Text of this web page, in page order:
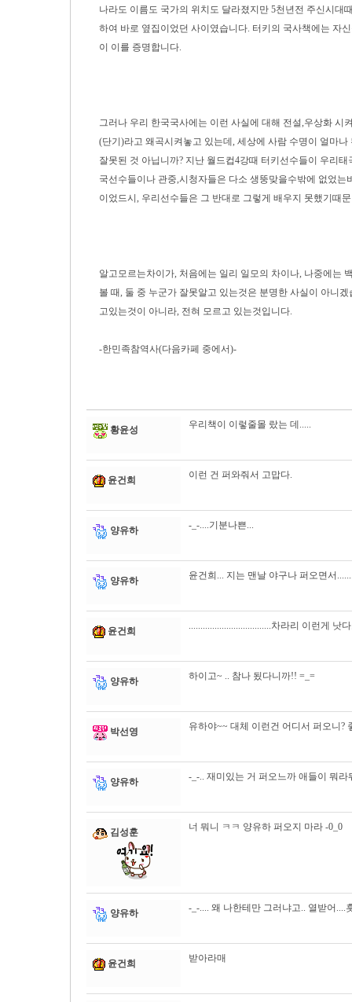
나라도 이름도 국가의 위치도 달라졌지만 5천년전 주신시대
하여 바로 옆집이었던 사이였습니다. 터키의 국사책에는 자
이 이를 증명합니다.
그러나 우리 한국국사에는 이런 사실에 대해 전설,우상화
(단기)라고 왜곡시켜놓고 있는데, 세상에 사람 수명이 얼마
잘못된 것 아닙니까? 지난 월드컵4강때 터키선수들이 우리
국선수들이나 관중,시청자들은 다소 생뚱맞을수밖에 없었
이었드시, 우리선수들은 그 반대로 그렇게 배우지 못했기때
알고모르는차이가, 처음에는 일리 일모의 차이나, 나중에는
볼 때, 둘 중 누군가 잘못알고 있는것은 분명한 사실이 아니
고있는것이 아니라, 전혀 모르고 있는것입니다.
-한민족참역사(다음카페 중에서)-
황윤성 우리책이 이렇줄몰 랐는 데.....
윤건희 이런 건 퍼와줘서 고맙다.
양유하 -_-....기분나쁜...
양유하 윤건희... 지는 맨날 야구나 퍼오면서
윤건희 ...................................차라리 이런게 낫
양유하 하이고~ .. 참나 됬다니까!! =_=
박선영 유하야~~ 대체 이런건 어디서 퍼오니?
양유하 -_-.. 재미있는 거 퍼오느까 애들이 뭐
김성훈 너 뭐니 ㅋㅋ 양유하 퍼오지 마라 -0_0
양유하 -_-.... 왜 나한테만 그러냐고.. 열받어....
윤건희 받아라매